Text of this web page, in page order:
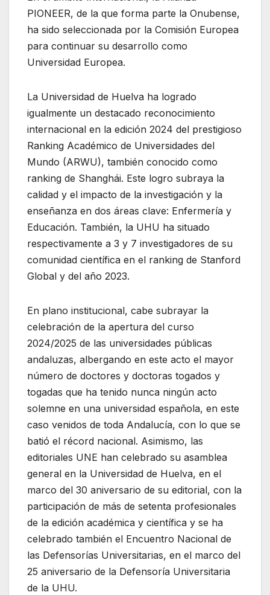
PIONEER, de la que forma parte la Onubense,
ha sido seleccionada por la Comisión Europea
para continuar su desarrollo como
Universidad Europea.
La Universidad de Huelva ha logrado
igualmente un destacado reconocimiento
internacional en la edición 2024 del prestigioso
Ranking Académico de Universidades del
Mundo (ARWU), también conocido como
ranking de Shanghái. Este logro subraya la
calidad y el impacto de la investigación y la
enseñanza en dos áreas clave: Enfermería y
Educación. También, la UHU ha situado
respectivamente a 3 y 7 investigadores de su
comunidad científica en el ranking de Stanford
Global y del año 2023.
En plano institucional, cabe subrayar la
celebración de la apertura del curso
2024/2025 de las universidades públicas
andaluzas, albergando en este acto el mayor
número de doctores y doctoras togados y
togadas que ha tenido nunca ningún acto
solemne en una universidad española, en este
caso venidos de toda Andalucía, con lo que se
batió el récord nacional. Asimismo, las
editoriales UNE han celebrado su asamblea
general en la Universidad de Huelva, en el
marco del 30 aniversario de su editorial, con la
participación de más de setenta profesionales
de la edición académica y científica y se ha
celebrado también el Encuentro Nacional de
las Defensorías Universitarias, en el marco del
25 aniversario de la Defensoría Universitaria
de la UHU.